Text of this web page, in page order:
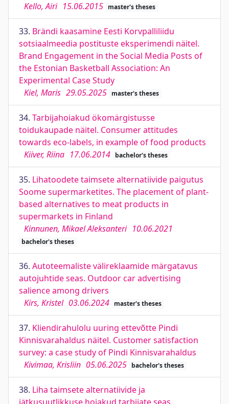
Kello, Airi 15.06.2015 master's theses
33. Brändi kaasamine Eesti Korvpalliliidu
sotsiaalmeedia postituste eksperimendi näitel.
Brand Engagement in the Social Media Posts of
the Estonian Basketball Association: An
Experimental Case Study
Kiel, Maris 29.05.2025 master's theses
34. Tarbijahoiakud ökomärgistusse
toidukaupade näitel. Consumer attitudes
towards eco-labels, in example of food products
Kiiver, Riina 17.06.2014 bachelor's theses
35. Lihatoodete taimsete alternatiivide paigutus
Soome supermarketites. The placement of plant-
based alternatives to meat products in
supermarkets in Finland
Kinnunen, Mikael Aleksanteri 10.06.2021
bachelor's theses
36. Autoteemaliste välireklaamide märgatavus
autojuhtide seas. Outdoor car advertising
salience among drivers
Kirs, Kristel 03.06.2024 master's theses
37. Kliendirahulolu uuring ettevõtte Pindi
Kinnisvarahaldus näitel. Customer satisfaction
survey: a case study of Pindi Kinnisvarahaldus
Kivimaa, Krisliin 05.06.2025 bachelor's theses
38. Liha taimsete alternatiivide ja